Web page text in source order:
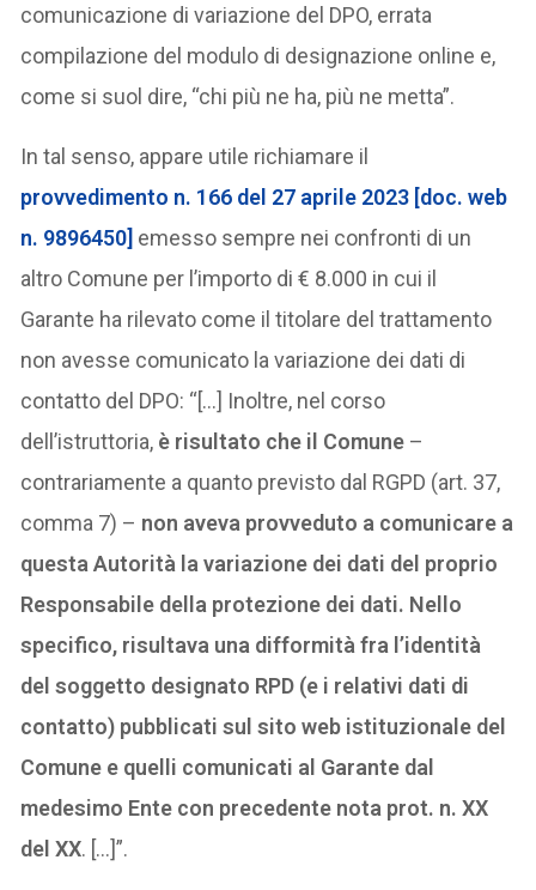
comunicazione di variazione del DPO, errata
compilazione del modulo di designazione online e,
come si suol dire, “chi più ne ha, più ne metta”.
In tal senso, appare utile richiamare il
provvedimento n. 166 del 27 aprile 2023 [doc. web
n. 9896450] emesso sempre nei confronti di un
altro Comune per l’importo di € 8.000 in cui il
Garante ha rilevato come il titolare del trattamento
non avesse comunicato la variazione dei dati di
contatto del DPO: “[…] Inoltre, nel corso
dell’istruttoria, è risultato che il Comune –
contrariamente a quanto previsto dal RGPD (art. 37,
comma 7) – non aveva provveduto a comunicare a
questa Autorità la variazione dei dati del proprio
Responsabile della protezione dei dati. Nello
specifico, risultava una difformità fra l’identità
del soggetto designato RPD (e i relativi dati di
contatto) pubblicati sul sito web istituzionale del
Comune e quelli comunicati al Garante dal
medesimo Ente con precedente nota prot. n. XX
del XX. […]”.